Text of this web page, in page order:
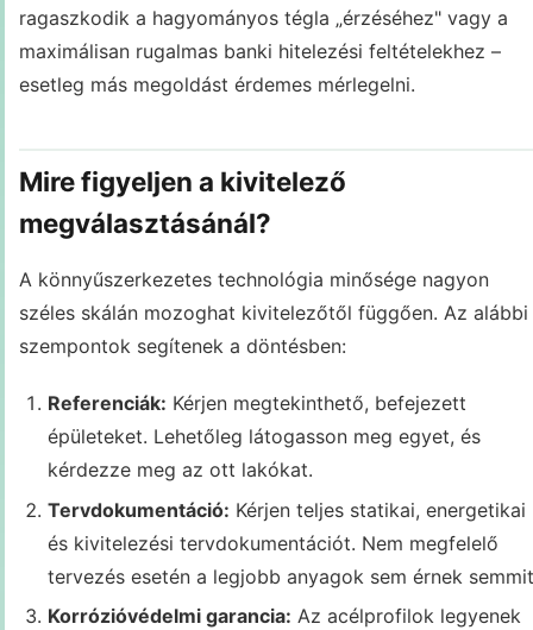
ragaszkodik a hagyományos tégla „érzéséhez" vagy a
maximálisan rugalmas banki hitelezési feltételekhez –
esetleg más megoldást érdemes mérlegelni.
Mire figyeljen a kivitelező
megválasztásánál?
A könnyűszerkezetes technológia minősége nagyon
széles skálán mozoghat kivitelezőtől függően. Az alábbi
szempontok segítenek a döntésben:
Referenciák: Kérjen megtekinthető, befejezett
épületeket. Lehetőleg látogasson meg egyet, és
kérdezze meg az ott lakókat.
Tervdokumentáció: Kérjen teljes statikai, energetikai
és kivitelezési tervdokumentációt. Nem megfelelő
tervezés esetén a legjobb anyagok sem érnek
Korrózióvédelmi garancia: Az acélprofilok legyenek